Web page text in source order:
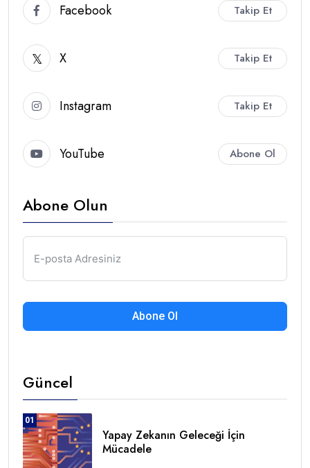
Facebook Takip Et
X Takip Et
Instagram Takip Et
YouTube Abone Ol
Abone Olun
Abone Ol
Güncel
01
Yapay Zekanın Geleceği İçin
Mücadele